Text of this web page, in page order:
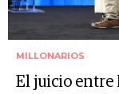
MILLONARIOS
El juicio entre